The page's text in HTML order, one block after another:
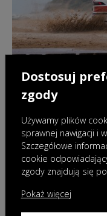
18.06.2026|
Flagowe
Polska i WOPR
Dostosuj
zgody
Używamy plików
sprawnej nawigacji i
Szczegółowe
cookie
zgody znajdują się
Pokaż więcej